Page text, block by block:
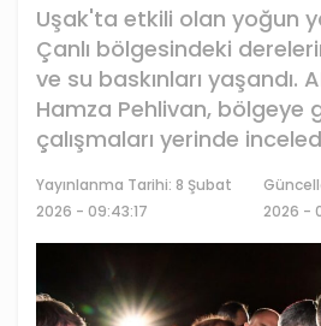
Uşak'ta etkili olan yoğun
Çanlı bölgesindeki
ve su baskınları yaşandı.
Hamza Pehlivan, bölgeye
çalışmaları yerinde
Yayınlanma Tarihi: 8 Şubat
2026 - 09:43:17
2026 -